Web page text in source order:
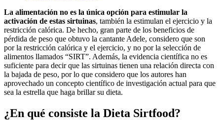
La alimentación no es la única opción para estimular la
activación de estas sirtuinas, también la estimulan el ejercicio y la
restricción calórica. De hecho, gran parte de los beneficios de
pérdida de peso que obtuvo la cantante Adele, considero que son
por la restricción calórica y el ejercicio, y no por la selección de
alimentos llamados “SIRT”. Además, la evidencia científica no es
suficiente para decir que las sirtuinas tienen una relación directa con
la bajada de peso, por lo que considero que los autores han
aprovechado un concepto científico de investigación actual para que
sea la estrella que haga brillar su dieta.
¿En qué consiste la Dieta Sirtfood?